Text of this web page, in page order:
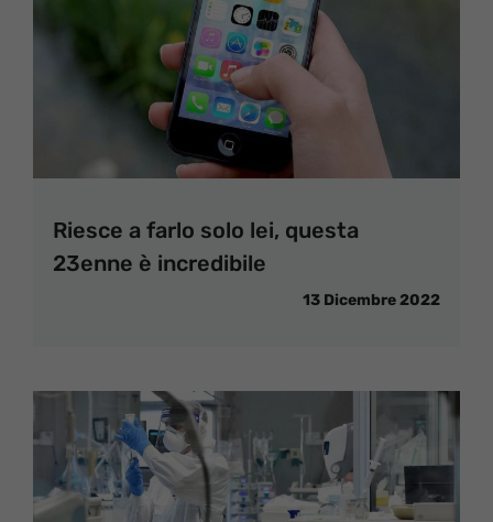
Riesce a farlo solo lei, questa
23enne è incredibile
13 Dicembre 2022